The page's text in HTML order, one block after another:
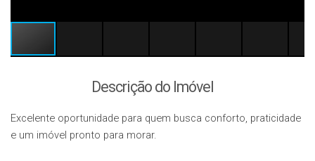
Descrição do Imóvel
Excelente oportunidade para quem busca conforto, praticidade
e um imóvel pronto para morar.